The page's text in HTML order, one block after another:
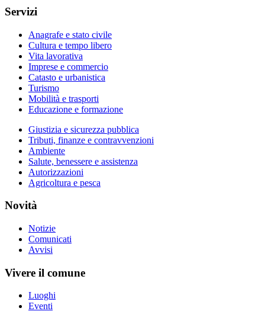
Servizi
Anagrafe e stato civile
Cultura e tempo libero
Vita lavorativa
Imprese e commercio
Catasto e urbanistica
Turismo
Mobilità e trasporti
Educazione e formazione
Giustizia e sicurezza pubblica
Tributi, finanze e contravvenzioni
Ambiente
Salute, benessere e assistenza
Autorizzazioni
Agricoltura e pesca
Novità
Notizie
Comunicati
Avvisi
Vivere il comune
Luoghi
Eventi